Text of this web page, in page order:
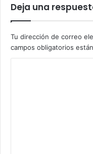
Deja una
Tu dirección de correo
campos obligatorios